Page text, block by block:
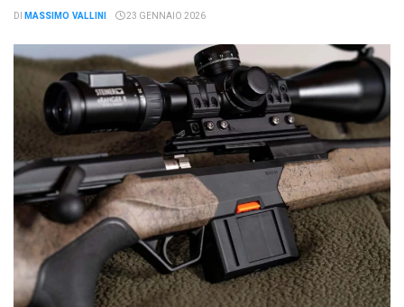
DI MASSIMO VALLINI 23 GENNAIO 2026